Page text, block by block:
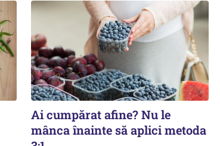
Ai cumpărat afine? Nu le
mânca înainte să aplici metoda